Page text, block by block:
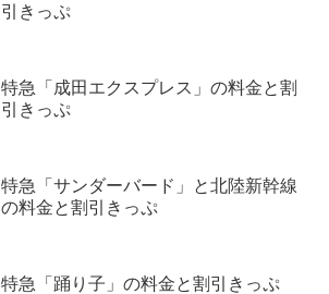
引きっぷ
特急「成田エクスプレス」の料金と割
引きっぷ
特急「サンダーバード」と北陸新幹線
の料金と割引きっぷ
特急「踊り子」の料金と割引きっぷ